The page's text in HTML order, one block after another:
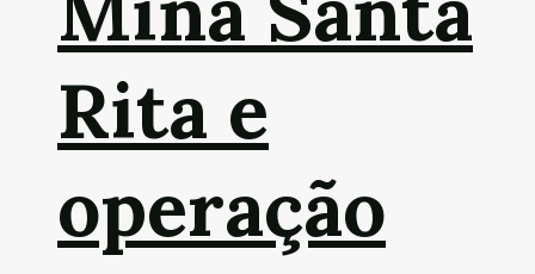
Rita e
operação